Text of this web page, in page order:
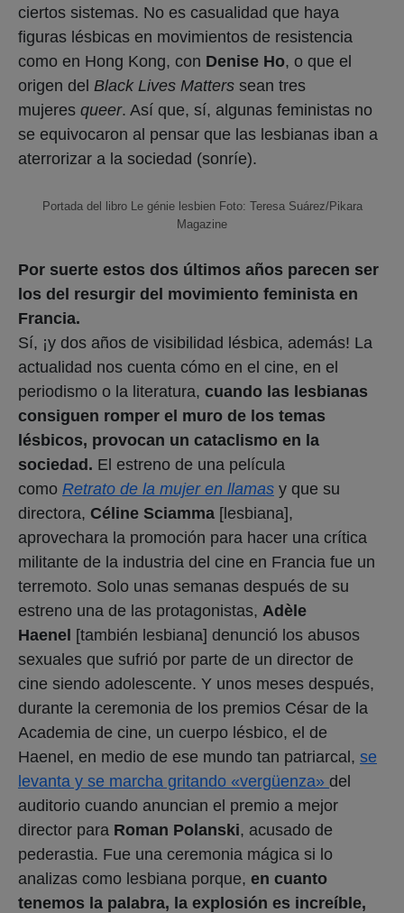
ciertos sistemas. No es casualidad que haya
figuras lésbicas en movimientos de resistencia
como en Hong Kong, con Denise Ho, o que el
origen del Black Lives Matters sean tres
mujeres queer. Así que, sí, algunas feministas no
se equivocaron al pensar que las lesbianas iban a
aterrorizar a la sociedad (sonríe).
Portada del libro Le génie lesbien Foto: Teresa Suárez/Pikara
Magazine
Por suerte estos dos últimos años parecen ser
los del resurgir del movimiento feminista en
Francia.
Sí, ¡y dos años de visibilidad lésbica, además! La
actualidad nos cuenta cómo en el cine, en el
periodismo o la literatura, cuando las lesbianas
consiguen romper el muro de los temas
lésbicos, provocan un cataclismo en la
sociedad. El estreno de una película
como Retrato de la mujer en llamas y que su
directora, Céline Sciamma [lesbiana],
aprovechara la promoción para hacer una crítica
militante de la industria del cine en Francia fue un
terremoto. Solo unas semanas después de su
estreno una de las protagonistas, Adèle
Haenel [también lesbiana] denunció los abusos
sexuales que sufrió por parte de un director de
cine siendo adolescente. Y unos meses después,
durante la ceremonia de los premios César de la
Academia de cine, un cuerpo lésbico, el de
Haenel, en medio de ese mundo tan patriarcal, se
levanta y se marcha gritando «vergüenza» del
auditorio cuando anuncian el premio a mejor
director para Roman Polanski, acusado de
pederastia. Fue una ceremonia mágica si lo
analizas como lesbiana porque, en cuanto
tenemos la palabra, la explosión es increíble,